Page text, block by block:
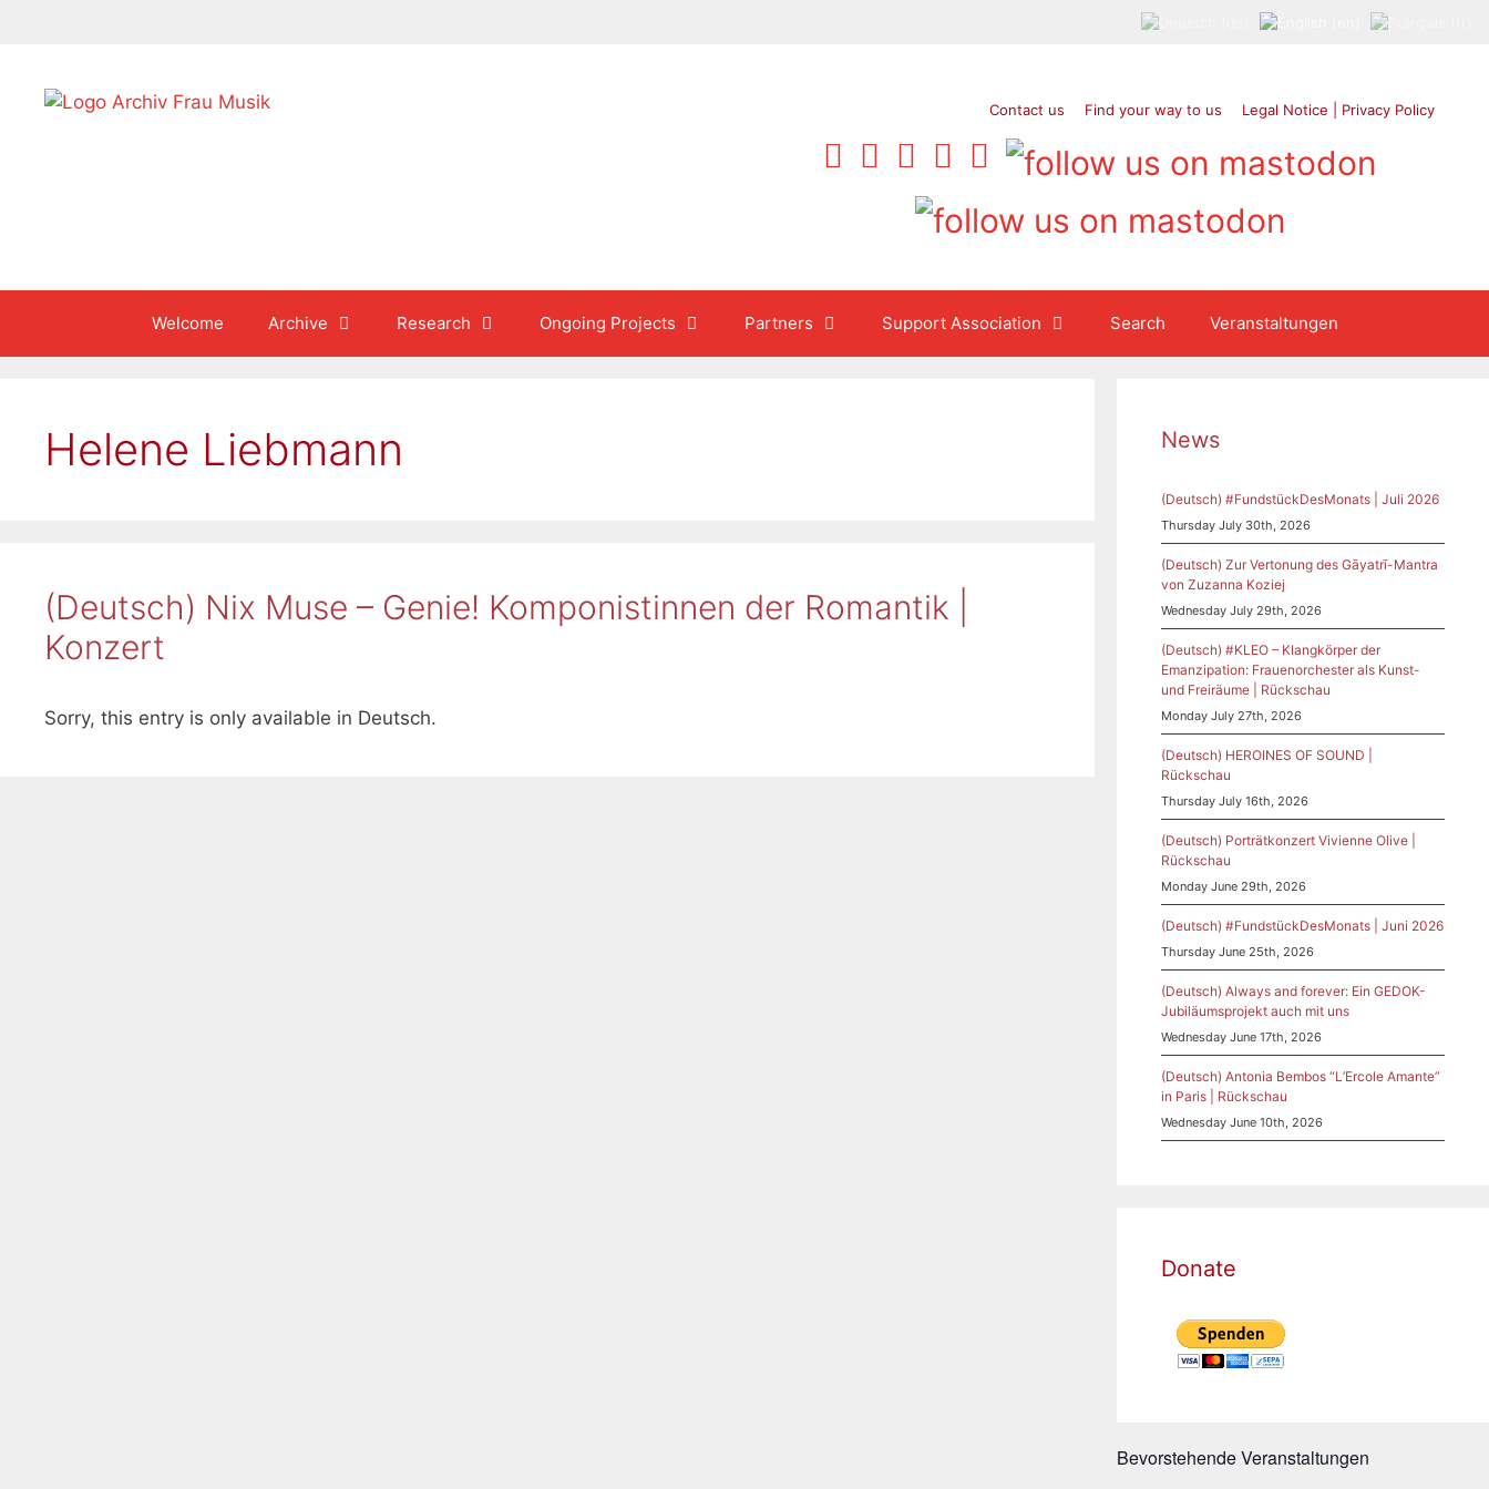
Contact us Find your way to us Legal Notice | Privacy Policy
Welcome Archive Research Ongoing Projects Partners Support Association Search Veranstaltungen
Helene Liebmann
(Deutsch) Nix Muse – Genie! Komponistinnen der Romantik |
Konzert
Sorry, this entry is only available in Deutsch.
News
(Deutsch) #FundstückDesMonats | Juli 2026
Thursday July 30th, 2026
(Deutsch) Zur Vertonung des Gāyatrī-Mantra
von Zuzanna Koziej
Wednesday July 29th, 2026
(Deutsch) #KLEO – Klangkörper der
Emanzipation: Frauenorchester als Kunst-
und Freiräume | Rückschau
Monday July 27th, 2026
(Deutsch) HEROINES OF SOUND |
Rückschau
Thursday July 16th, 2026
(Deutsch) Porträtkonzert Vivienne Olive |
Rückschau
Monday June 29th, 2026
(Deutsch) #FundstückDesMonats | Juni 2026
Thursday June 25th, 2026
(Deutsch) Always and forever: Ein GEDOK-
Jubiläumsprojekt auch mit uns
Wednesday June 17th, 2026
(Deutsch) Antonia Bembos “L’Ercole Amante”
in Paris | Rückschau
Wednesday June 10th, 2026
Donate
Bevorstehende Veranstaltungen